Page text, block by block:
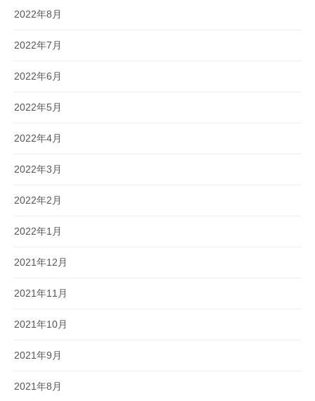
2022年8月
2022年7月
2022年6月
2022年5月
2022年4月
2022年3月
2022年2月
2022年1月
2021年12月
2021年11月
2021年10月
2021年9月
2021年8月